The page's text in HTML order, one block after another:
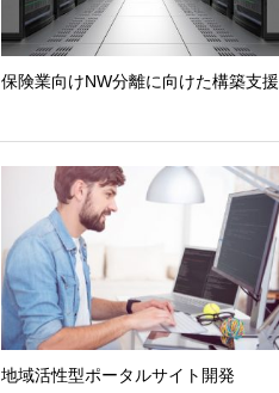
保険業向けNW分離に向けた構築支援
地域活性型ポータルサイト開発